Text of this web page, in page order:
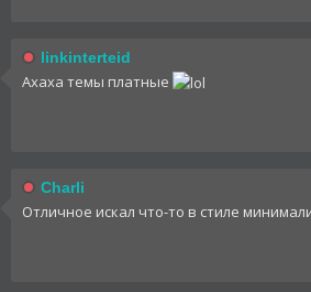
linkinterteid
Ахаха темы платные
Charli
Отличное искал что-то в стиле